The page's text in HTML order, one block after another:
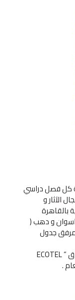
كل فصل دراسي
الآثار و
بالقاهرة
اسوان و دهب (
جدول
خصم خاص للطلاب الوافدين و ذويهم بفندق ” ECOTEL